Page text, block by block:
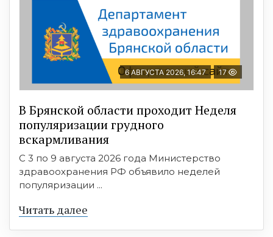
6 АВГУСТА 2026, 16:47 17
В Брянской области проходит Неделя
популяризации грудного
вскармливания
С 3 по 9 августа 2026 года Министерство
здравоохранения РФ объявило неделей
популяризации ...
Читать далее